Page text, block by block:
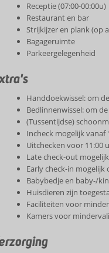
Receptie (07:00-00:00u)
Restaurant en bar
Strijkijzer en plank (op
Bagageruimte
Parkeergelegenheid
Handdoekwissel: om
Bedlinnenwissel: om
(Tussentijdse)
Incheck mogelijk vanaf
Uitchecken voor 11:00
Late check-out
Early check-in
Babybedje en baby-/
Huisdieren zijn
Faciliteiten voor
Kamers voor